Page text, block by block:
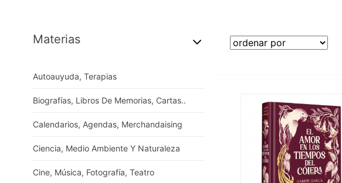
Materias
Autoauyuda, Terapias
Biografías, Libros De Memorias, Cartas..
Calendarios, Agendas, Merchandaising
Ciencia, Medio Ambiente Y Naturaleza
Cine, Música, Fotografía, Teatro